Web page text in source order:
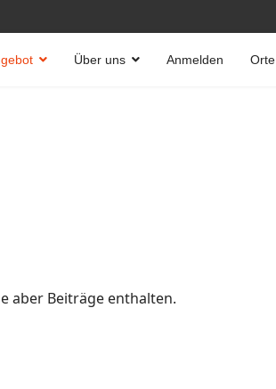
Über uns Anmelden Orte
aber Beiträge enthalten.